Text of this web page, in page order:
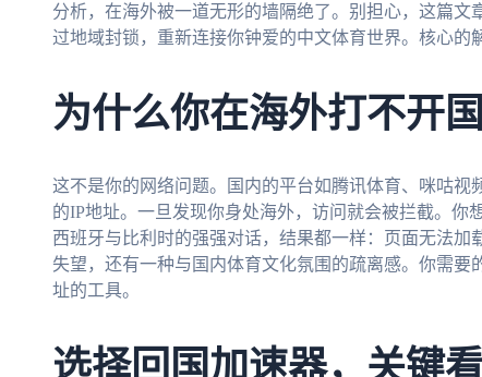
分析，在海外被一道无形的墙隔绝了。别担心，这篇
过地域封锁，重新连接你钟爱的中文体育世界。核心的
为什么你在海外打不开
这不是你的网络问题。国内的平台如腾讯体育、咪咕视
的IP地址。一旦发现你身处海外，访问就会被拦截。你
西班牙与比利时的强强对话，结果都一样：页面无法加
失望，还有一种与国内体育文化氛围的疏离感。你需要
址的工具。
选择回国加速器，关键